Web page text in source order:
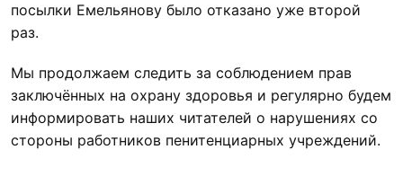
посылки Емельянову было отказано уже второй
раз.
Мы продолжаем следить за соблюдением прав
заключённых на охрану здоровья и регулярно будем
информировать наших читателей о нарушениях со
стороны работников пенитенциарных учреждений.